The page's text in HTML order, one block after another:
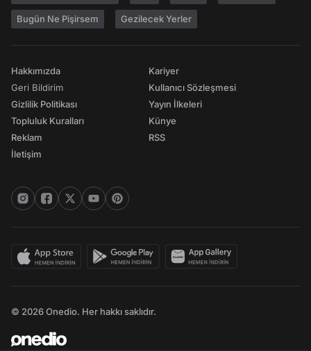
Bugün Ne Pişirsem Gezilecek Yerler
Hakkımızda
Geri Bildirim
Gizlilik Politikası
Topluluk Kuralları
Reklam
İletişim
Kariyer
Kullanıcı Sözleşmesi
Yayın İlkeleri
Künye
RSS
© 2026 Onedio. Her hakkı saklıdır.